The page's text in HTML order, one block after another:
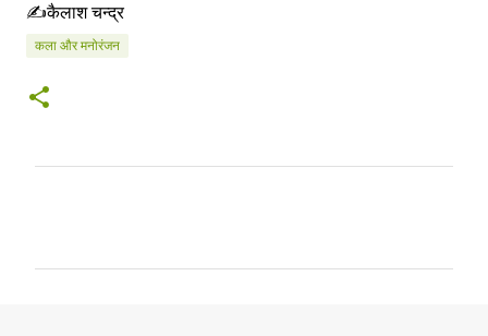
✍️कैलाश चन्द्र
कला और मनोरंजन